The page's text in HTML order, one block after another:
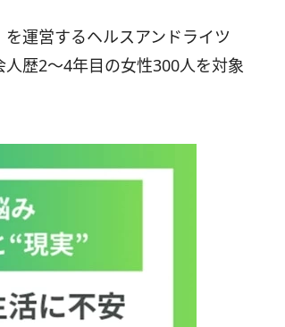
運営するヘルスアンドライツ
歴2〜4年目の女性300人を対象